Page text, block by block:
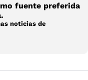
fuente preferida
noticias de